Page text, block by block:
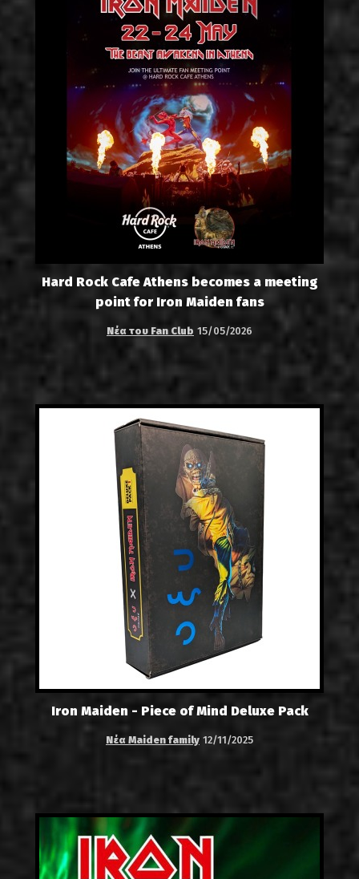
Hard Rock Cafe Athens becomes a meeting
point for Iron Maiden fans
Νέα του Fan Club 15/05/2026
Iron Maiden - Piece of Mind Deluxe Pack
Νέα Maiden family 12/11/2025